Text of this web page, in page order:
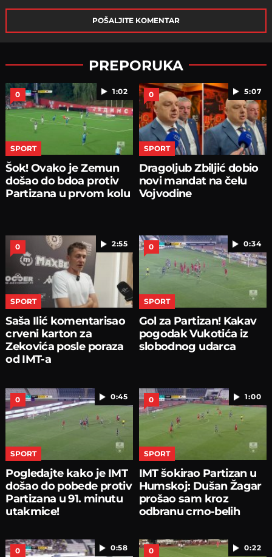
POŠALJITE KOMENTAR
PREPORUKA
1:02
0
SPORT
Šok! Ovako je Zemun
došao do bdoa protiv
Partizana u prvom kolu
5:07
0
SPORT
Dragoljub Zbiljić dobio
novi mandat na čelu
Vojvodine
2:55
0
SPORT
Saša Ilić komentarisao
crveni karton za
Zekovića posle poraza
od IMT-a
0:34
0
SPORT
Gol za Partizan! Kakav
pogodak Vukotića iz
slobodnog udarca
0:45
0
SPORT
Pogledajte kako je IMT
došao do pobede protiv
Partizana u 91. minutu
utakmice!
1:00
0
SPORT
IMT šokirao Partizan u
Humskoj: Dušan Žagar
prošao sam kroz
odbranu crno-belih
0:58
0 0:22
0